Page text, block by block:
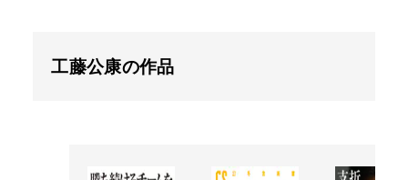
工藤公康の作品